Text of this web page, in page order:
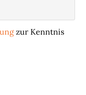
zur Kenntnis